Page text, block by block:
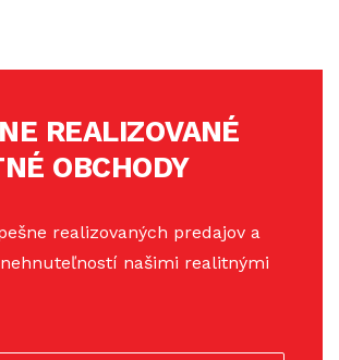
REALIZOVANÉ
OBCHODY
realizovaných predajov a
našimi realitnými